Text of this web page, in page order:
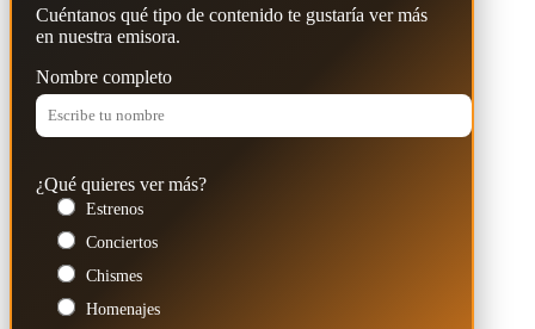
Cuéntanos qué tipo de contenido te gustaría ver más
en nuestra emisora.
Nombre completo
¿Qué quieres ver más?
Estrenos
Conciertos
Chismes
Homenajes